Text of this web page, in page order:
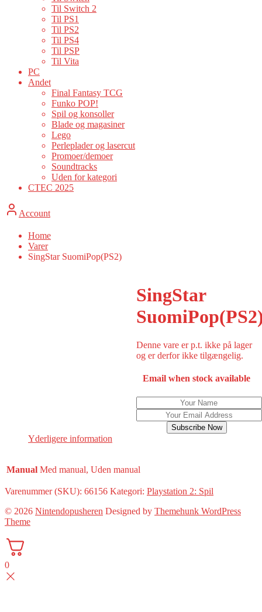
Til Switch 2
Til PS1
Til PS2
Til PS4
Til PSP
Til Vita
PC
Andet
Final Fantasy TCG
Funko POP!
Spil og konsoller
Blade og magasiner
Lego
Perleplader og lasercut
Promoer/demoer
Soundtracks
Uden for kategori
CTEC 2025
Account
Home
Varer
SingStar SuomiPop(PS2)
SingStar
Denne vare er p.t. ikke på lager
og er derfor ikke tilgængelig.
Email when stock available
Subscribe Now
Yderligere information
Manual Med manual, Uden manual
Varenummer (SKU): 66156 Kategori: Playstation 2: Spil
© 2026 Nintendopusheren Designed by Themehunk WordPress
Theme
0